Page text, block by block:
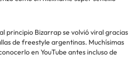
principio Bizarrap se volvió viral gracias
de freestyle argentinas. Muchísimas
en YouTube antes incluso de